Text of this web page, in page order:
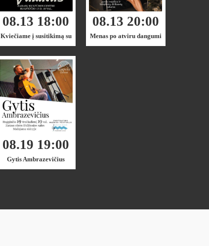
08.13 18:00
Kviečiame į susitikimą su
kino kūrėjais Zarasuose
08.13 20:00
Menas po atviru dangumi
Zarasuose!
08.19 19:00
Gytis Ambrazevičius